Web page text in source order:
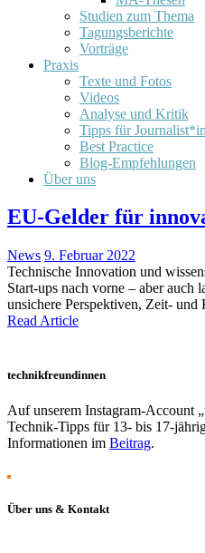
Studien zum Thema
Tagungsberichte
Vorträge
Praxis
Texte und Fotos
Videos
Analyse und Kritik
Tipps für
Best Practice
Blog-Empfehlungen
Über uns
EU-Gelder für
News 9. Februar 2022
Technische Innovation und
Start-ups nach vorne – aber auch
unsichere Perspektiven, Zeit- und
Read Article
technikfreundinnen
Auf unserem Instagram-Account
Technik-Tipps für 13- bis 17-
Informationen im Beitrag.
Über uns & Kontakt